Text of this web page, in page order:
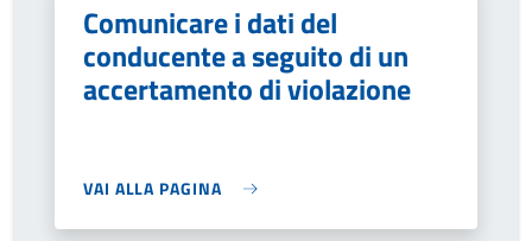
Comunicare i dati del
conducente a seguito di un
accertamento di violazione
VAI ALLA PAGINA